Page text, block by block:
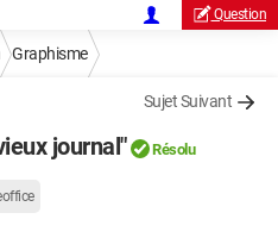
Question
Graphisme
Sujet Suivant
journal" Résolu